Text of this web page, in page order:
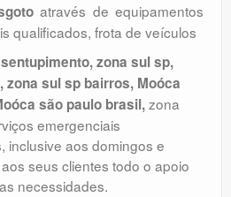
através de equipamentos
qualificados, frota de veículos
zona sul sp,
zona sul sp bairros, Moóca
são paulo brasil,zona
emergenciais
inclusive aos domingos e
seus clientes todo o apoio
necessidades.